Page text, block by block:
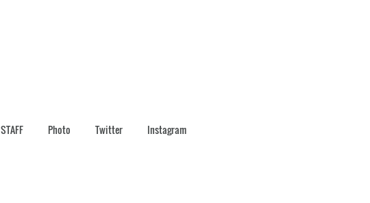
STAFF Photo Twitter Instagram